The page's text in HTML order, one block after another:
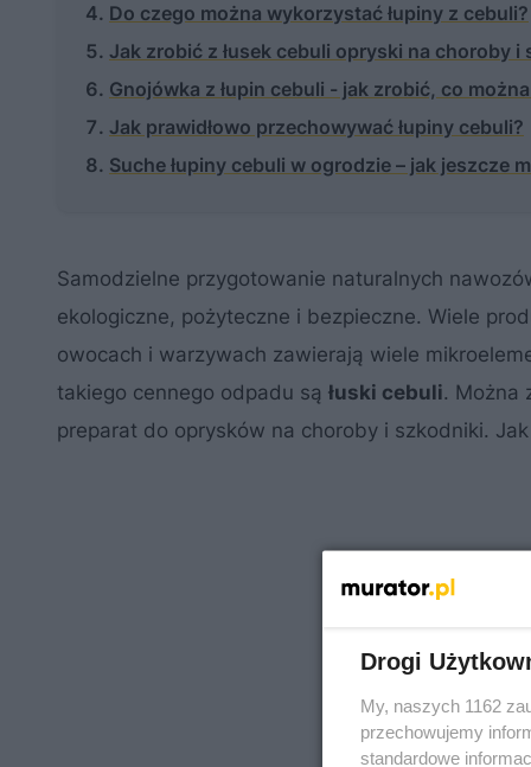
Do czego można wykorzystać łupiny z cebuli?
Jak zrobić z łusek cebuli opryski na choroby i
Gnojówka z łupin cebuli - jak zrobić, co
Jak prawidłowo przechowywać łupiny cebuli?
Suche łupiny cebuli w ogrodzie – jak jeszcze
Samodzielne przygotowanie naturalnych
ekologiczne, pożyteczne i bezpieczne. Wiele
owocach i warzywach zawierają wiele
takiego cennego odpadu są łuski cebuli. Można
preparat do oprysków na choroby i szkodniki.
Drogi
My, naszych 1162
przechowujemy
standardowe